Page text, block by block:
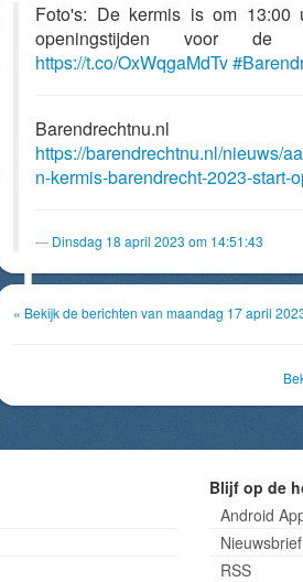
Foto's: De kermis is om
openingstijden voor de
https://t.co/OxWqgaMdTv
Barendrechtnu.nl
https://barendrechtnu.nl/nieuws/
n-kermis-barendrecht-2023-start-
Dinsdag 18 april 2023 om 14:51:43
« Bekijk de berichten van maandag 17 april
Blijf op de
Android
Nieuwsbrief
RSS